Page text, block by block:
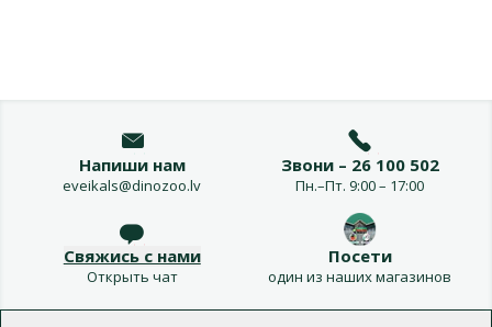
Напиши нам
eveikals@dinozoo.lv
Звони – 26 100 502
Пн.–Пт. 9:00 – 17:00
Свяжись с нами
Открыть чат
Посети
один из наших магазинов